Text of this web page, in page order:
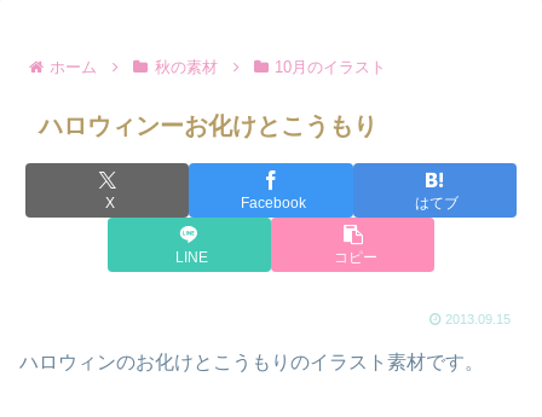
ホーム 秋の素材 10月のイラスト
ハロウィンーお化けとこうもり
X Facebook はてブ
LINE コピー
2013.09.15
ハロウィンのお化けとこうもりのイラスト素材です。